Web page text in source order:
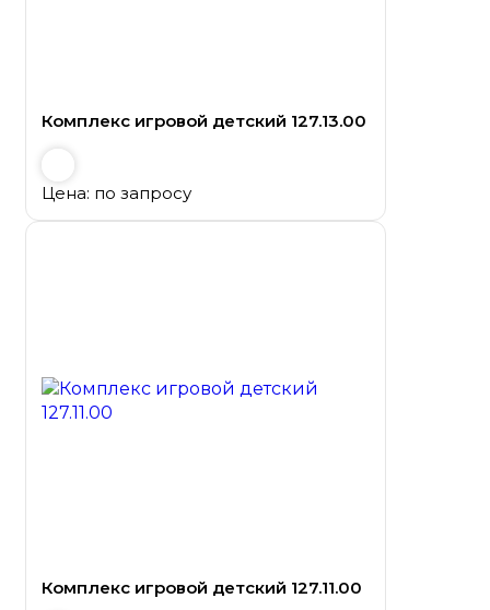
Комплекс игровой детский 127.13.00
Цена: по запросу
Комплекс игровой детский 127.11.00